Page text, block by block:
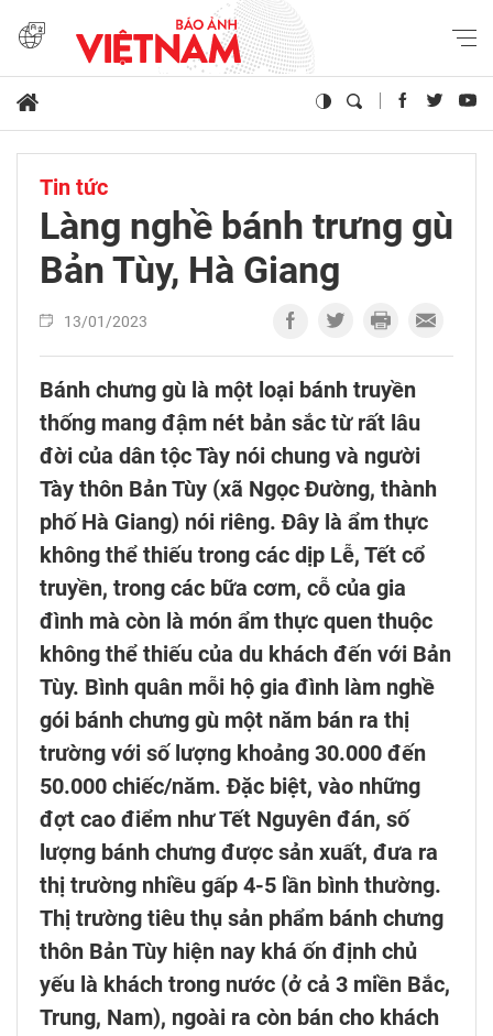
Tin tức
Làng nghề bánh trưng gù
Bản Tùy, Hà Giang
13/01/2023
Bánh chưng gù là một loại bánh truyền
thống mang đậm nét bản sắc từ rất lâu
đời của dân tộc Tày nói chung và người
Tày thôn Bản Tùy (xã Ngọc Đường, thành
phố Hà Giang) nói riêng. Đây là ẩm thực
không thể thiếu trong các dịp Lễ, Tết cổ
truyền, trong các bữa cơm, cỗ của gia
đình mà còn là món ẩm thực quen thuộc
không thể thiếu của du khách đến với Bản
Tùy. Bình quân mỗi hộ gia đình làm nghề
gói bánh chưng gù một năm bán ra thị
trường với số lượng khoảng 30.000 đến
50.000 chiếc/năm. Đặc biệt, vào những
đợt cao điểm như Tết Nguyên đán, số
lượng bánh chưng được sản xuất, đưa ra
thị trường nhiều gấp 4-5 lần bình thường.
Thị trường tiêu thụ sản phẩm bánh chưng
thôn Bản Tùy hiện nay khá ốn định chủ
yếu là khách trong nước (ở cả 3 miền Bắc,
Trung, Nam), ngoài ra còn bán cho khách